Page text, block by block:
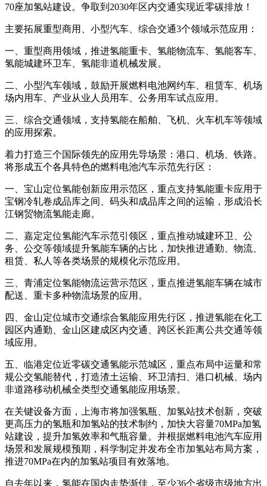
70座加氢站建设。争取到2030年区内交通实现近零碳排放！
主要拓展重型商用、小型汽车、综合交通3个领域示范应用：
一、重型商用领域，推进氢能重卡、氢能物流车、氢能客车、
氢能城建环卫车、氢能非道机械发展。
二、小型汽车领域，鼓励开展燃料电池网约车、租赁车、机场
场内用车、产业从业人员用车、公务用车试点应用。
三、综合交通领域，支持氢能在船舶、飞机、火车机车等领域
的应用探索。
着力打造三个国际领先的应用先导场景：港口、机场、铁路。
将形成五个各具特色的燃料电池汽车示范先行区：
一、宝山定位氢能创新应用示范区，重点支持氢能重卡应用于
宝钢冷轧卷成品库之间、码头和成品库之间的运输，形成沿长
江钢贸物流氢能走廊。
二、嘉定定位氢能汽车示范引领区，重点推动城建环卫、公
务、公交等领域提升氢能车辆的占比，加快推进通勤、物流、
租赁、私人等各类场景的规模化示范应用。
三、青浦定位氢能物流运营示范区，重点推进氢能车辆在城市
配送、重卡多种物流场景的应用。
四、金山定位城市交通综合氢能应用先行区，推进氢能在化工
园区内通勤、金山区建成区内交通、跨区长距离公共交通等领
域应用。
五、临港定位近零碳交通氢能示范城区，重点布局中运量和常
规公交氢能替代，打造渣土运输、环卫清扫、港口机械、场内
非道路移动机械全类型交通氢能应用场景。
在关键设备方面，上海市将加强氢瓶、加氢站技术创新，突破
更高压力的氢瓶和加氢站的技术制约，加快大容量70MPa加氢
站建设，提升加氢效率和气瓶容量。并根据燃料电池汽车应用
场景和发展规模预期，科学制定并发布全市加氢站布局方案，
推进70MPa在内的加氢站项目有效落地。
自去年以来，氢能在国内走势渐佳，至少36个省级市级地方出